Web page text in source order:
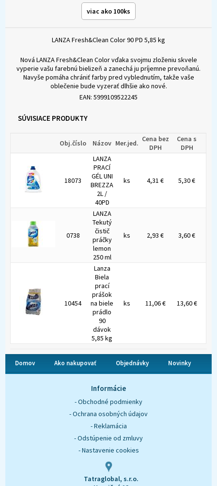
viac ako 100ks
LANZA Fresh&Clean Color 90 PD 5,85 kg
Nová LANZA Fresh&Clean Color vďaka svojmu zloženiu skvele
vyperie vašu farebnú bielizeň a zanechá ju príjemne prevoňanú.
Navyše pomáha chrániť farby pred vyblednutím, takže vaše
oblečenie bude vyzerať dlhšie ako nové.
EAN: 5999109522245
SÚVISIACE PRODUKTY
Obj.číslo Názov Mer.jed. Cena bez
DPH
Cena s
DPH
18073
LANZA
PRACÍ
GÉL UNI
BREZZA
2L /
40PD
ks 4,31 € 5,30 €
0738
LANZA
Tekutý
čistič
práčky
lemon
250 ml
ks 2,93 € 3,60 €
10454
Lanza
Biela
prací
prášok
na biele
prádlo
90
dávok
5,85 kg
ks 11,06 € 13,60 €
Domov Ako nakupovať Objednávky Novinky
Informácie
- Obchodné podmienky
- Ochrana osobných údajov
- Reklamácia
- Odstúpenie od zmluvy
- Nastavenie cookies
Tatraglobal, s.r.o.